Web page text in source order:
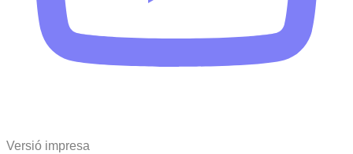
Versió impresa